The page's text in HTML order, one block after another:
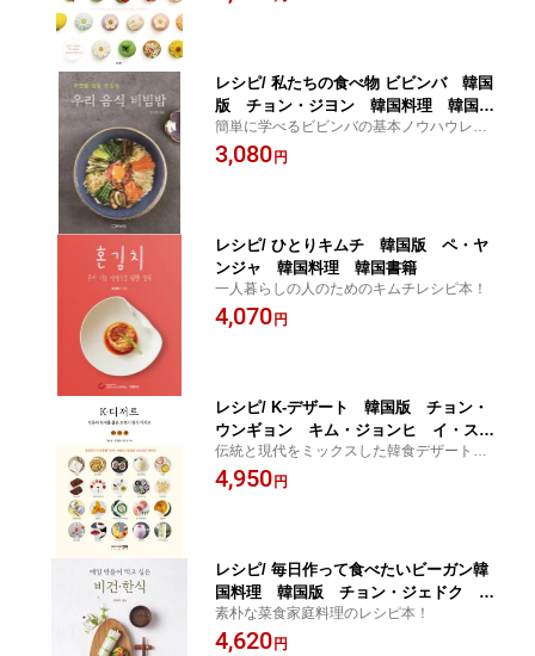
レシピ/ 私たちの食べ物 ビビンバ 韓国
版 チョン・ジヨン 韓国料理 韓国書
籍
簡単に学べるビビンバの基本ノウハウレシ
ピ本！
3,080 円
レシピ/ ひとりキムチ 韓国版 ペ・ヤ
ンジャ 韓国料理 韓国書籍
一人暮らしの人のためのキムチレシピ本！
4,070 円
レシピ/ K-デザート 韓国版 チョン・
ウンギョン キム・ジョンヒ イ・スヨ
ン 韓国書籍
伝統と現代をミックスした韓食デザートの
レシピ本！
4,950 円
レシピ/ 毎日作って食べたいビーガン韓
国料理 韓国版 チョン・ジェドク ヴ
ィーガン 韓国書籍
素朴な菜食家庭料理のレシピ本！
4,620 円